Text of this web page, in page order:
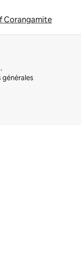
Corangamite
générales